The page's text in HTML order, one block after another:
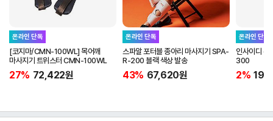
온라인 단독
[코지마/CMN-100WL] 목어깨
마사지기 트위스터 CMN-100WL
27% 72,422원
온라인 단독
스파알 포터블 종아리 마사지기 SPA-
R-200 블랙 색상 발송
43% 67,620원
온라인 단독
인사이디 무
300
2%